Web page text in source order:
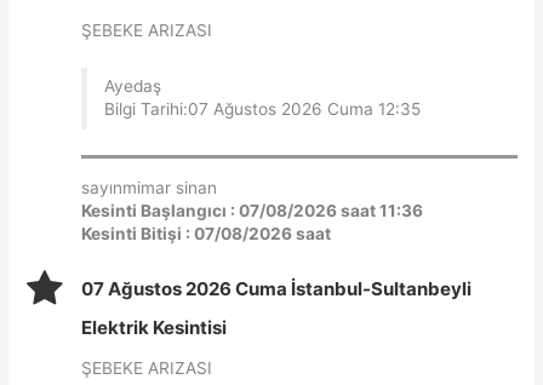
ŞEBEKE ARIZASI
Ayedaş
Bilgi Tarihi:07 Ağustos 2026 Cuma 12:35
sayınmimar sinan
Kesinti Başlangıcı : 07/08/2026 saat 11:36
Kesinti Bitişi : 07/08/2026 saat
07 Ağustos 2026 Cuma İstanbul-Sultanbeyli
Elektrik Kesintisi
ŞEBEKE ARIZASI